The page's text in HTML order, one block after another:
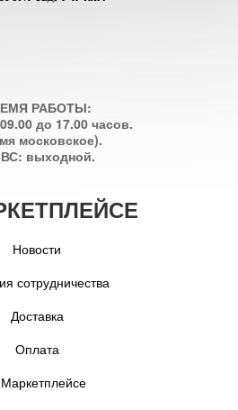
РАБОТЫ:
до 17.00 часов.
московское).
выходной.
Новости
сотрудничества
Доставка
Оплата